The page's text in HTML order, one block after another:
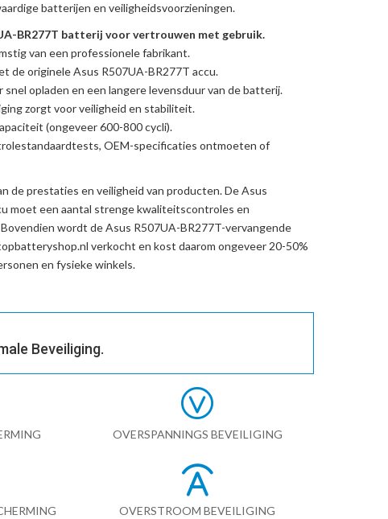
batterijen en veiligheidsvoorzieningen.
BR277T batterij voor vertrouwen met gebruik.
van een professionele fabrikant.
deoriginele Asus R507UA-BR277T accu.
opladen en een langere levensduur van de batterij.
zorgt voor veiligheid en stabiliteit.
(ongeveer 600-800 cycli).
OEM-specificaties ontmoeten of
de prestaties en veiligheid van producten. DeAsus
moet een aantal strenge kwaliteitscontroles en
wordt deAsus R507UA-BR277T-vervangende
verkocht en kost daarom ongeveer 20-50%
en fysieke winkels.
Beveiliging.
OVERSPANNINGS BEVEILIGING
OVERSTROOM BEVEILIGING